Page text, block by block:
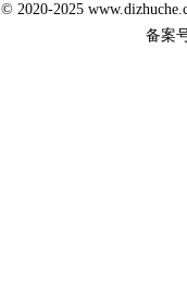
© 2020-2025
备案